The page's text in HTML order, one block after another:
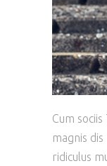
Cum
magnis
ridiculus